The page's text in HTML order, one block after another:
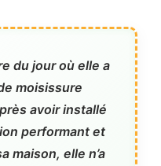
du jour où elle a
moisissure
avoir installé
performant et
maison, elle n’a